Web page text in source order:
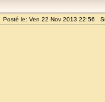
Posté le: Ven 22 Nov 2013 22:56